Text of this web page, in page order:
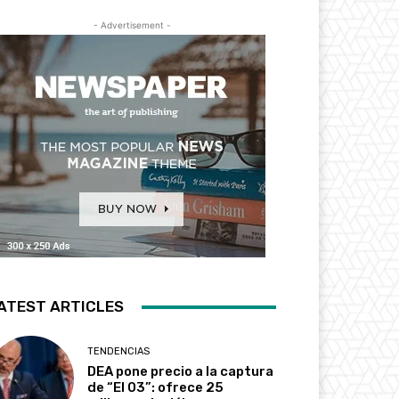
- Advertisement -
ARTICLES
TENDENCIAS
DEA pone precio a la captura
de “El 03”: ofrece 25